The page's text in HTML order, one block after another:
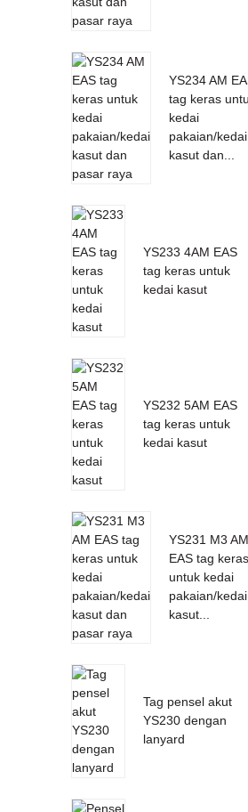
YS234 AM
tag keras
kedai
pakaian/kedai
kasut dan...
YS233 4AM EAS
tag keras untuk
kedai kasut
YS232 5AM EAS
tag keras untuk
kedai kasut
YS231 M3 AM
EAS tag keras
untuk kedai
pakaian/kedai
kasut...
Tag pensel akut
YS230 dengan
lanyard